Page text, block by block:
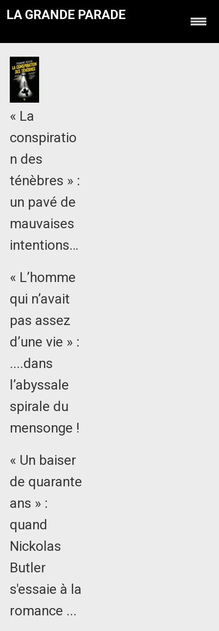
LA GRANDE PARADE
« La
conspiratio
n des
ténèbres » :
un pavé de
mauvaises
intentions…
« L’homme
qui n’avait
pas assez
d’une vie » :
....dans
l’abyssale
spirale du
mensonge !
« Un baiser
de quarante
ans » :
quand
Nickolas
Butler
s'essaie à la
romance ...